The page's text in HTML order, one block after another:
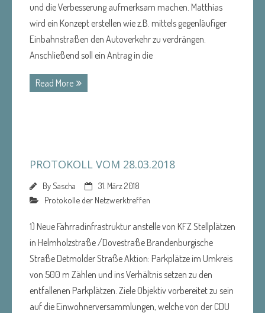
und die Verbesserung aufmerksam machen. Matthias
wird ein Konzept erstellen wie z.B. mittels gegenläufiger
Einbahnstraßen den Autoverkehr zu verdrängen.
Anschließend soll ein Antrag in die
Read More
PROTOKOLL VOM 28.03.2018
BySascha
31. März 2018
Protokolle der Netzwerktreffen
1) Neue Fahrradinfrastruktur anstelle von KFZ Stellplätzen
in Helmholzstraße /Dovestraße Brandenburgische
Straße Detmolder Straße Aktion: Parkplätze im Umkreis
von 500 m Zählen und ins Verhältnis setzen zu den
entfallenen Parkplätzen. Ziele Objektiv vorbereitet zu sein
auf die Einwohnerversammlungen, welche von der CDU